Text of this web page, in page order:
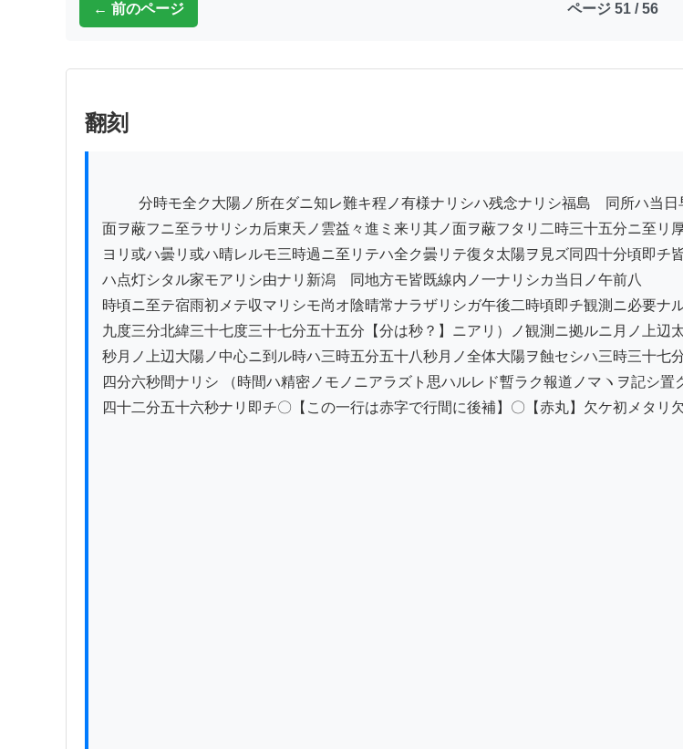
← 前のページ ページ 51 / 56
翻刻
面ヲ蔽フニ至ラサリシカ后東天ノ雲益々進ミ来リ其ノ面ヲ蔽フタリ二時三十五分ニ至
ヨリ或ハ曇リ或ハ晴レルモ三時過ニ至リテハ全ク曇リテ復タ太陽ヲ見ズ同四十分頃即
ハ点灯シタル家モアリシ由ナリ新潟　同地方モ皆既線内ノ一ナリシカ当日ノ午前八
時頃ニ至テ宿雨初メテ収マリシモ尚オ陰晴常ナラザリシガ午後二時頃即チ観測ニ必要
九度三分北緯三十七度三十七分五十五分【分は秒？】ニアリ）ノ観測ニ拠ルニ月ノ上
秒月ノ上辺大陽ノ中心ニ到ル時ハ三時五分五十八秒月ノ全体大陽ヲ蝕セシハ三時三十
四分六秒間ナリシ （時間ハ精密ノモノニアラズト思ハルレド暫ラク報道ノマヽヲ記シ
四十二分五十六秒ナリ即チ〇【この一行は赤字で行間に後補】〇【赤丸】欠ケ初メタリ